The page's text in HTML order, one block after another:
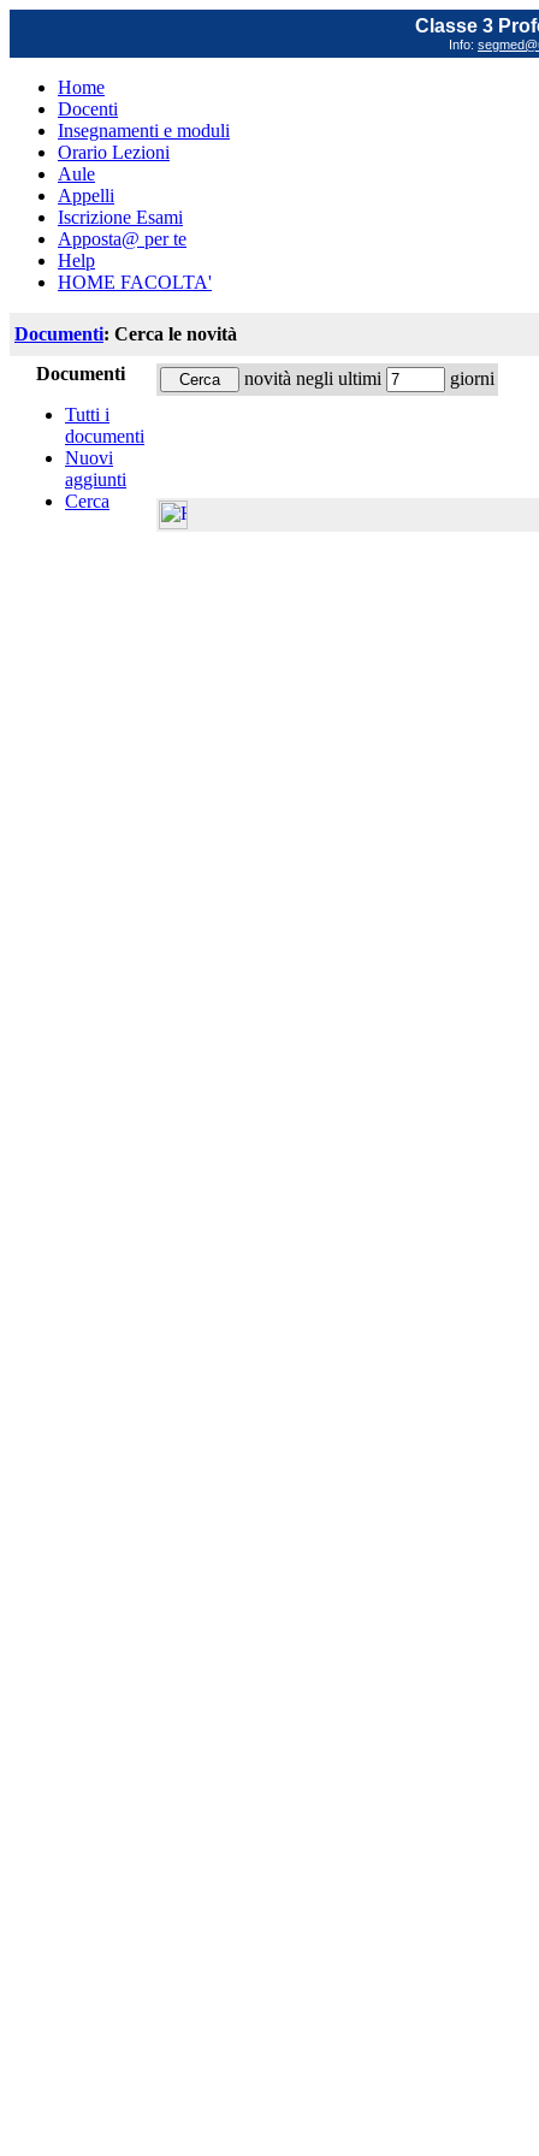
Classe 3
Info:
Home
Docenti
Insegnamenti e moduli
Orario Lezioni
Aule
Appelli
Iscrizione Esami
Apposta@ per te
Help
HOME FACOLTA'
Documenti: Cerca le novità
Documenti
Tutti i
documenti
Nuovi
aggiunti
Cerca
novità negli ultimi giorni